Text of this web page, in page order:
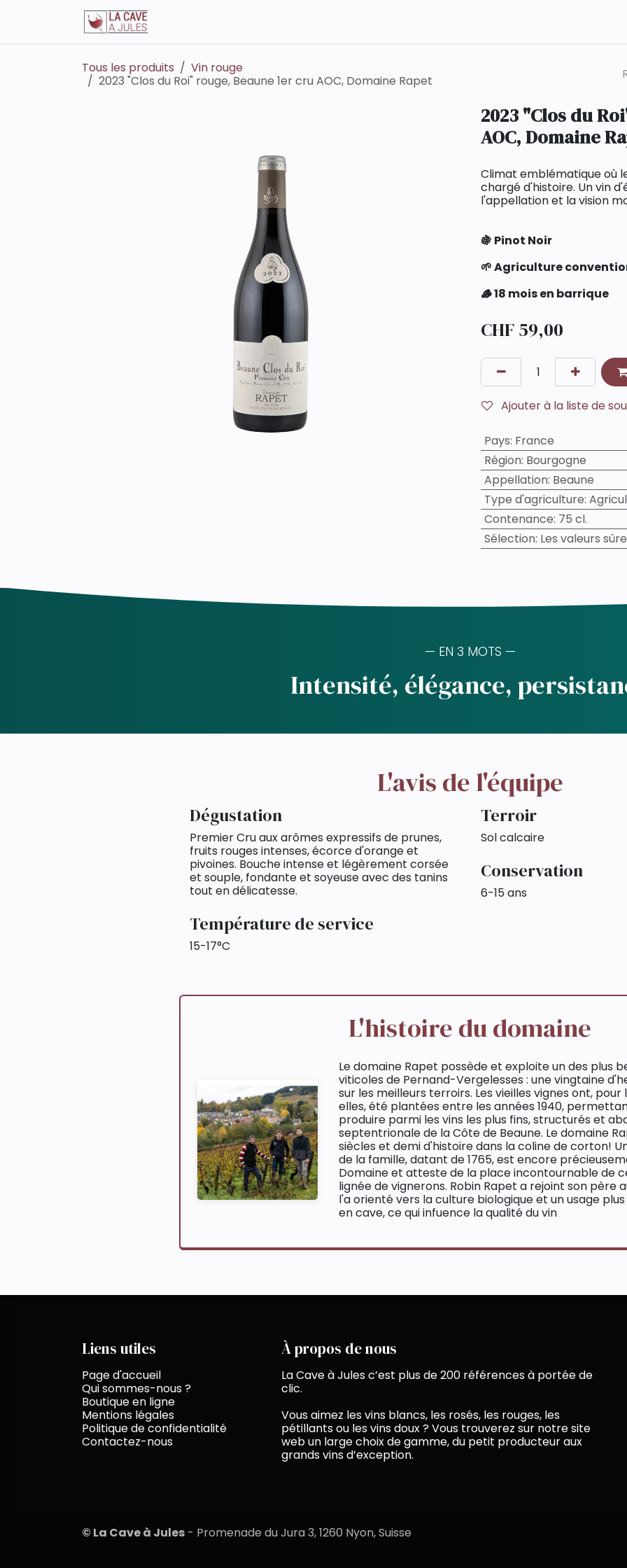
Se rendre au contenu
Tous les produits
Vin rouge
2023 "Clos du Roi" rouge, Beaune 1er cru AOC, Domaine Rapet
2023 "Clos du
AOC, Domaine
Climat emblématique où
chargé d'histoire. Un vin
l'appellation et la vision
🍇 Pinot Noir
🌱 Agriculture
🪵 18 mois en barrique
CHF59,00
Ajouter à la liste de
Pays: France
Région: Bourgogne
Appellation: Beaune
Type d'agriculture:
Contenance: 75 cl.
Sélection: Les valeurs
— EN 3 MOTS —
Intensité, élégance,
L'avis de l'équipe
Dégustation
Premier Cru aux arômes expressifs de prunes,
fruits rouges intenses, écorce d'orange et
pivoines. Bouche intense et légèrement corsée
et souple, fondante et soyeuse avec des tanins
tout en délicatesse.
Température de service
15-17°C
Terroir
Sol calcaire
Conservation
6-15 ans
L'histoire du domaine
Le domaine Rapet possède et exploite un des plus
viticoles de Pernand-Vergelesses : une vingtaine
sur les meilleurs terroirs. Les vieilles vignes ont,
elles, été plantées entre les années 1940,
produire parmi les vins les plus fins, structurés et
septentrionale de la Côte de Beaune. Le domaine
siècles et demi d'histoire dans la coline de corton!
de la famille, datant de 1765, est encore
Domaine et atteste de la place incontournable de
lignée de vignerons. Robin Rapet a rejoint son père
l'a orienté vers la culture biologique et un usage
en cave, ce qui infuence la qualité du vin
Liens utiles
Page d'accueil
Qui sommes-nous ?
Boutique en ligne
Mentions légales
Politique de confidentialité
Contactez-nous
À propos de nous
La Cave à Jules c’est plus de 200 références à portée de
clic.
Vous aimez les vins blancs, les rosés, les rouges, les
pétillants ou les vins doux ? Vous trouverez sur notre site
web un large choix de gamme, du petit producteur aux
grands vins d’exception.
© La Cave à Jules - Promenade du Jura 3, 1260 Nyon, Suisse